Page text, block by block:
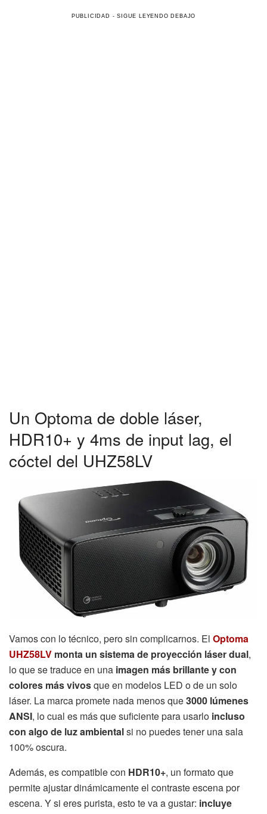
Un Optoma de doble láser,
HDR10+ y 4ms de input lag, el
cóctel del UHZ58LV
Vamos con lo técnico, pero sin complicarnos. El Optoma
UHZ58LV monta un sistema de proyección láser dual,
lo que se traduce en una imagen más brillante y con
colores más vivosque en modelos LED o de un solo
láser. La marca promete nada menos que3000 lúmenes
ANSI, lo cual es más que suficiente para usarlo incluso
con algo de luz ambientalsi no puedes tener una sala
100% oscura.
Además, es compatible con HDR10+, un formato que
permite ajustar dinámicamente el contraste escena por
escena. Y si eres purista, esto te va a gustar: incluye